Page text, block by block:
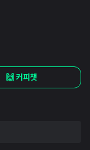
🙌 커피챗